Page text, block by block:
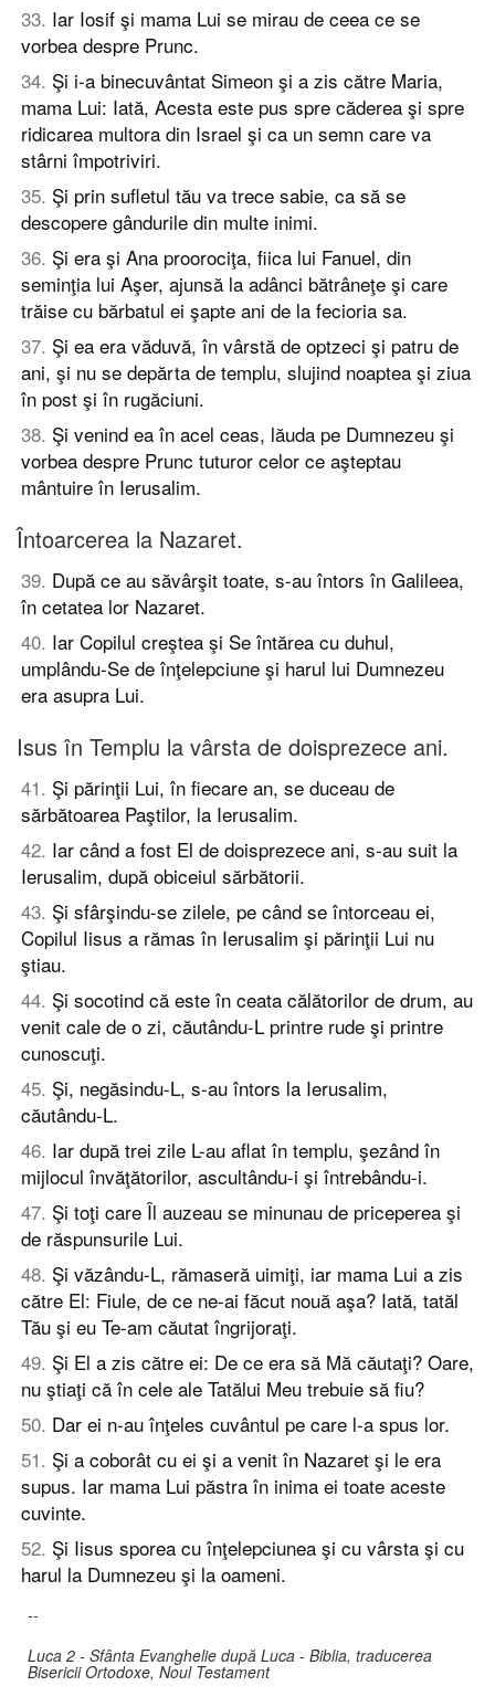
33. Iar Iosif şi mama Lui se mirau de ceea ce se
vorbea despre Prunc.
34. Şi i-a binecuvântat Simeon şi a zis către Maria,
mama Lui: Iată, Acesta este pus spre căderea şi spre
ridicarea multora din Israel şi ca un semn care va
stârni împotriviri.
35. Şi prin sufletul tău va trece sabie, ca să se
descopere gândurile din multe inimi.
36. Şi era şi Ana proorociţa, fiica lui Fanuel, din
seminţia lui Aşer, ajunsă la adânci bătrâneţe şi care
trăise cu bărbatul ei şapte ani de la fecioria sa.
37. Şi ea era văduvă, în vârstă de optzeci şi patru de
ani, şi nu se depărta de templu, slujind noaptea şi ziua
în post şi în rugăciuni.
38. Şi venind ea în acel ceas, lăuda pe Dumnezeu şi
vorbea despre Prunc tuturor celor ce aşteptau
mântuire în Ierusalim.
Întoarcerea la Nazaret.
39. După ce au săvârşit toate, s-au întors în Galileea,
în cetatea lor Nazaret.
40. Iar Copilul creştea şi Se întărea cu duhul,
umplându-Se de înţelepciune şi harul lui Dumnezeu
era asupra Lui.
Isus în Templu la vârsta de doisprezece ani.
41. Şi părinţii Lui, în fiecare an, se duceau de
sărbătoarea Paştilor, la Ierusalim.
42. Iar când a fost El de doisprezece ani, s-au suit la
Ierusalim, după obiceiul sărbătorii.
43. Şi sfârşindu-se zilele, pe când se întorceau ei,
Copilul Iisus a rămas în Ierusalim şi părinţii Lui nu
ştiau.
44. Şi socotind că este în ceata călătorilor de drum, au
venit cale de o zi, căutându-L printre rude şi printre
cunoscuţi.
45. Şi, negăsindu-L, s-au întors la Ierusalim,
căutându-L.
46. Iar după trei zile L-au aflat în templu, şezând în
mijlocul învăţătorilor, ascultându-i şi întrebându-i.
47. Şi toţi care Îl auzeau se minunau de priceperea şi
de răspunsurile Lui.
48. Şi văzându-L, rămaseră uimiţi, iar mama Lui a zis
către El: Fiule, de ce ne-ai făcut nouă aşa? Iată, tatăl
Tău şi eu Te-am căutat îngrijoraţi.
49. Şi El a zis către ei: De ce era să Mă căutaţi? Oare,
nu ştiaţi că în cele ale Tatălui Meu trebuie să fiu?
50. Dar ei n-au înţeles cuvântul pe care l-a spus lor.
51. Şi a coborât cu ei şi a venit în Nazaret şi le era
supus. Iar mama Lui păstra în inima ei toate aceste
cuvinte.
52. Şi Iisus sporea cu înţelepciunea şi cu vârsta şi cu
harul la Dumnezeu şi la oameni.
--
Luca 2 - Sfânta Evanghelie după Luca - Biblia, traducerea
Bisericii Ortodoxe, Noul Testament